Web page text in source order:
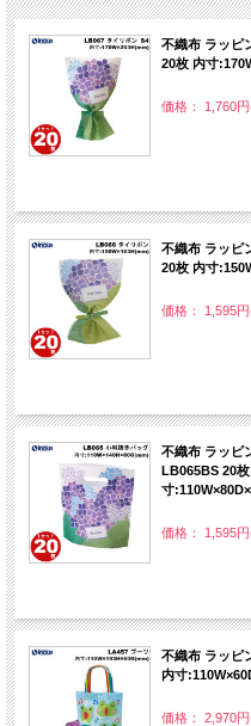
不織布 ラッピ
20枚 内寸
価格： 1,760
不織布 ラッピ
20枚 内寸
価格： 1,595
不織布 ラッピ
LB065BS 20
寸
価格： 1,595
不織布 ラッピ
内寸
価格： 2,970